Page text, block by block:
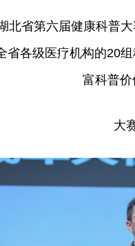
北省第六届健康科普
省各级医疗机构的20
富科普价
大